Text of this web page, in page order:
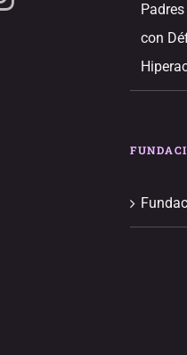
con